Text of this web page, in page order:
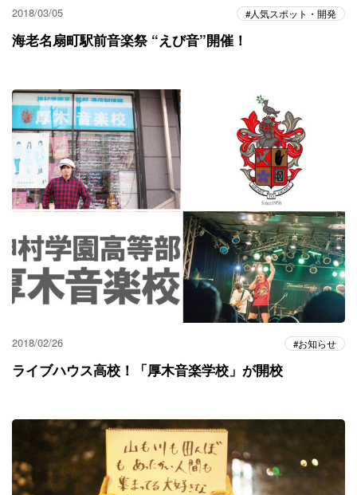
2018/03/05 人気スポット・開発
海老名扇町駅前音楽祭 “えび音”開催！
2018/02/26 お知らせ
ライブハウス高校！「厚木音楽学校」が開校